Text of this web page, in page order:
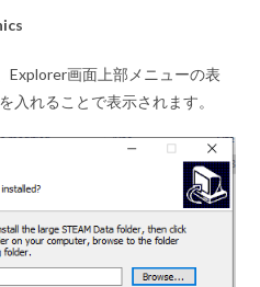
画面上部メニューの表
入れることで表示されます。